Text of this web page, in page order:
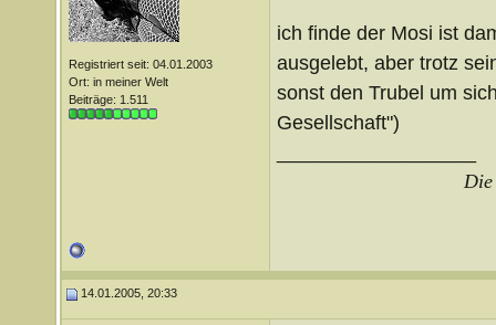
Registriert seit: 04.01.2003
Ort: in meiner Welt
Beiträge: 1.511
ich finde der Mosi ist
ausgelebt, aber trotz
sonst den Trubel um
Gesellschaft")
Die
14.01.2005, 20:33